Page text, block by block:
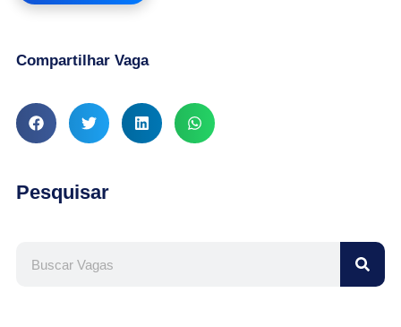
Compartilhar Vaga
Pesquisar